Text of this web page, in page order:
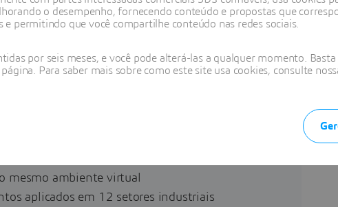
pode:
desenvolvimento de produtos, com o uso de
e controle
com alta precisão, otimizando protótipos e
chão de fábrica, antecipando falhas e
produção
com startups, especialistas e parceiros
mesmo ambiente virtual
aplicados em 12 setores industriais
o desempenho, fornecendo conteúdo e propostas que
e permitindo que você compartilhe conteúdo nas redes sociais.
por seis meses, e você pode alterá-las a qualquer momento.
Para saber mais sobre como este site usa cookies, consulte